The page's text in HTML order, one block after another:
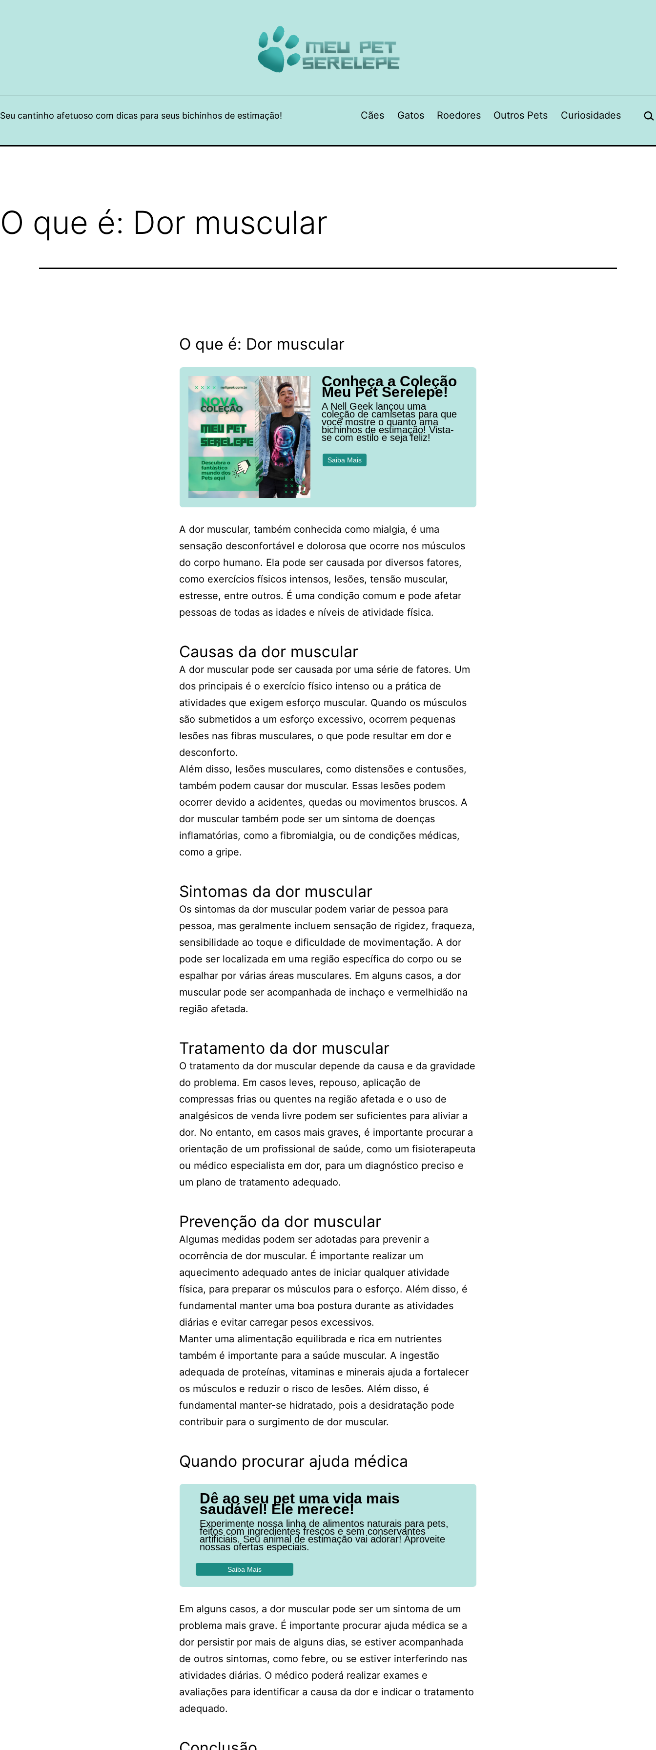
Seu cantinho afetuoso com dicas para seus bichinhos de estimação! Cães Gatos Roedores Outros Pets Curiosidades
O que é: Dor muscular
O que é: Dor muscular
Conheça a Coleção
Meu Pet Serelepe!
A Nell Geek lançou uma
coleção de camisetas para que
você mostre o quanto ama
bichinhos de estimação! Vista-
se com estilo e seja feliz!
Saiba Mais
A dor muscular, também conhecida como mialgia, é uma
sensação desconfortável e dolorosa que ocorre nos músculos
do corpo humano. Ela pode ser causada por diversos fatores,
como exercícios físicos intensos, lesões, tensão muscular,
estresse, entre outros. É uma condição comum e pode afetar
pessoas de todas as idades e níveis de atividade física.
Causas da dor muscular
A dor muscular pode ser causada por uma série de fatores. Um
dos principais é o exercício físico intenso ou a prática de
atividades que exigem esforço muscular. Quando os músculos
são submetidos a um esforço excessivo, ocorrem pequenas
lesões nas fibras musculares, o que pode resultar em dor e
desconforto.
Além disso, lesões musculares, como distensões e contusões,
também podem causar dor muscular. Essas lesões podem
ocorrer devido a acidentes, quedas ou movimentos bruscos. A
dor muscular também pode ser um sintoma de doenças
inflamatórias, como a fibromialgia, ou de condições médicas,
como a gripe.
Sintomas da dor muscular
Os sintomas da dor muscular podem variar de pessoa para
pessoa, mas geralmente incluem sensação de rigidez, fraqueza,
sensibilidade ao toque e dificuldade de movimentação. A dor
pode ser localizada em uma região específica do corpo ou se
espalhar por várias áreas musculares. Em alguns casos, a dor
muscular pode ser acompanhada de inchaço e vermelhidão na
região afetada.
Tratamento da dor muscular
O tratamento da dor muscular depende da causa e da gravidade
do problema. Em casos leves, repouso, aplicação de
compressas frias ou quentes na região afetada e o uso de
analgésicos de venda livre podem ser suficientes para aliviar a
dor. No entanto, em casos mais graves, é importante procurar a
orientação de um profissional de saúde, como um fisioterapeuta
ou médico especialista em dor, para um diagnóstico preciso e
um plano de tratamento adequado.
Prevenção da dor muscular
Algumas medidas podem ser adotadas para prevenir a
ocorrência de dor muscular. É importante realizar um
aquecimento adequado antes de iniciar qualquer atividade
física, para preparar os músculos para o esforço. Além disso, é
fundamental manter uma boa postura durante as atividades
diárias e evitar carregar pesos excessivos.
Manter uma alimentação equilibrada e rica em nutrientes
também é importante para a saúde muscular. A ingestão
adequada de proteínas, vitaminas e minerais ajuda a fortalecer
os músculos e reduzir o risco de lesões. Além disso, é
fundamental manter-se hidratado, pois a desidratação pode
contribuir para o surgimento de dor muscular.
Quando procurar ajuda médica
Dê ao seu pet uma vida mais
saudável! Ele merece!
Experimente nossa linha de alimentos naturais para pets,
feitos com ingredientes frescos e sem conservantes
artificiais. Seu animal de estimação vai adorar! Aproveite
nossas ofertas especiais.
Saiba Mais
Em alguns casos, a dor muscular pode ser um sintoma de um
problema mais grave. É importante procurar ajuda médica se a
dor persistir por mais de alguns dias, se estiver acompanhada
de outros sintomas, como febre, ou se estiver interferindo nas
atividades diárias. O médico poderá realizar exames e
avaliações para identificar a causa da dor e indicar o tratamento
adequado.